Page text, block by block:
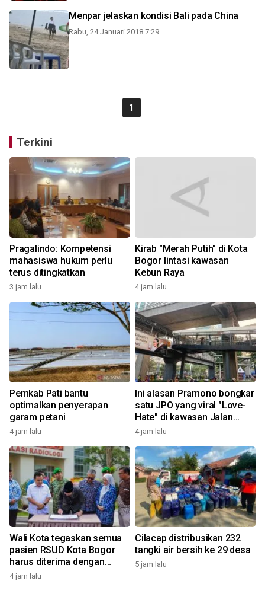
Menpar jelaskan kondisi Bali pada China
Rabu, 24 Januari 2018 7:29
1
Terkini
Pragalindo: Kompetensi
mahasiswa hukum perlu
terus ditingkatkan
3 jam lalu
Kirab "Merah Putih" di Kota
Bogor lintasi kawasan
Kebun Raya
4 jam lalu
Pemkab Pati bantu
optimalkan penyerapan
garam petani
4 jam lalu
Ini alasan Pramono bongkar
satu JPO yang viral "Love-
Hate" di kawasan Jalan
Rasuna Said
4 jam lalu
Wali Kota tegaskan semua
pasien RSUD Kota Bogor
harus diterima dengan
profesional
4 jam lalu
Cilacap distribusikan 232
tangki air bersih ke 29 desa
5 jam lalu